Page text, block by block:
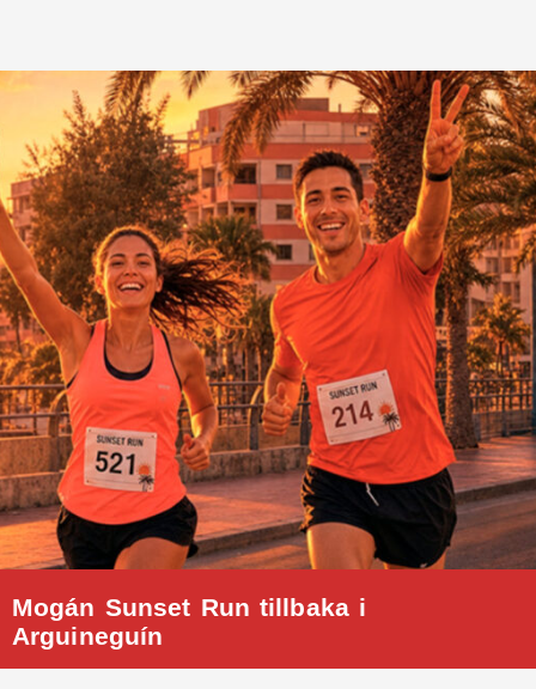
Mogán Sunset Run tillbaka i
Arguineguín